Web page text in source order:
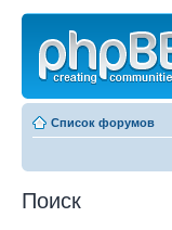
Список форумов
Поиск